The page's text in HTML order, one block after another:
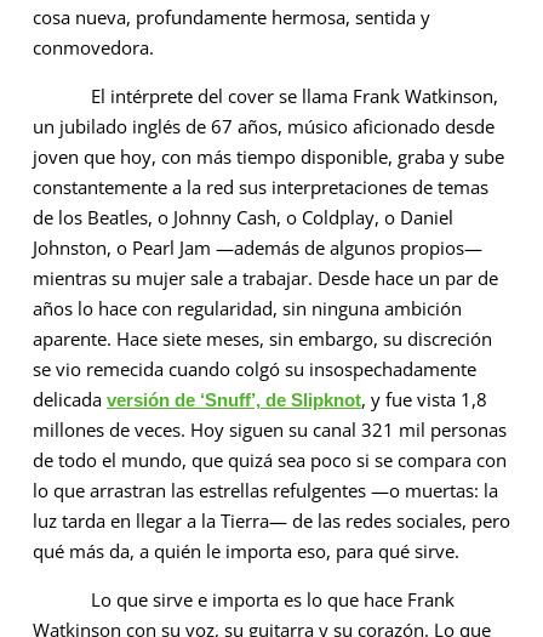
cosa nueva, profundamente hermosa, sentida y
conmovedora.
El intérprete del cover se llama Frank Watkinson,
un jubilado inglés de 67 años, músico aficionado desde
joven que hoy, con más tiempo disponible, graba y sube
constantemente a la red sus interpretaciones de temas
de los Beatles, o Johnny Cash, o Coldplay, o Daniel
Johnston, o Pearl Jam —además de algunos propios—
mientras su mujer sale a trabajar. Desde hace un par de
años lo hace con regularidad, sin ninguna ambición
aparente. Hace siete meses, sin embargo, su discreción
se vio remecida cuando colgó su insospechadamente
delicada versión de ‘Snuff’, de Slipknot, y fue vista 1,8
millones de veces. Hoy siguen su canal 321 mil personas
de todo el mundo, que quizá sea poco si se compara con
lo que arrastran las estrellas refulgentes —o muertas: la
luz tarda en llegar a la Tierra— de las redes sociales, pero
qué más da, a quién le importa eso, para qué sirve.
Lo que sirve e importa es lo que hace Frank
Watkinson con su voz, su guitarra y su corazón. Lo que